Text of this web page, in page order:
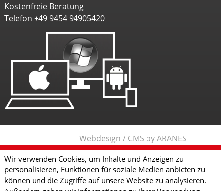
Kostenfreie Beratung
Telefon +49 9454 94905420
Webdesign / CMS by ARANES
Wir verwenden Cookies, um Inhalte und Anzeigen zu
personalisieren, Funktionen für soziale Medien anbieten zu
können und die Zugriffe auf unsere Website zu analysieren.